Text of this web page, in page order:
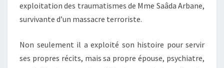
exploitation des traumatismes de Mme Saâda Arbane,
survivante d’un massacre terroriste.
Non seulement il a exploité son histoire pour servir
ses propres récits, mais sa propre épouse, psychiatre,